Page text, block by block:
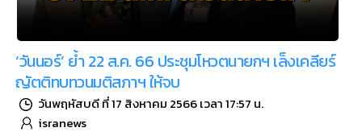
‘วันนอร์’ ย้ำ 22 ส.ค. 66 ประชุมโหวตนายกฯ เล็งเคลียร์
ญัตติทบทวนมติสภาฯ ให้จบ
วันพฤหัสบดี ที่ 17 สิงหาคม 2566 เวลา 17:57 น.
isranews